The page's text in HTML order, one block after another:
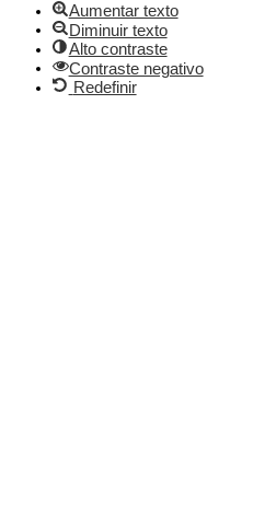
Aumentar texto
Diminuir texto
Alto contraste
Contraste negativo
Redefinir